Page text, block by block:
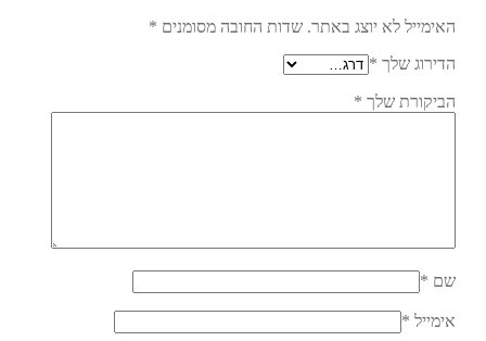
האימייל לא יוצג באתר. שדות החובה מסומנים *
הדירוג שלך *
הביקורת שלך *
שם *
אימייל *